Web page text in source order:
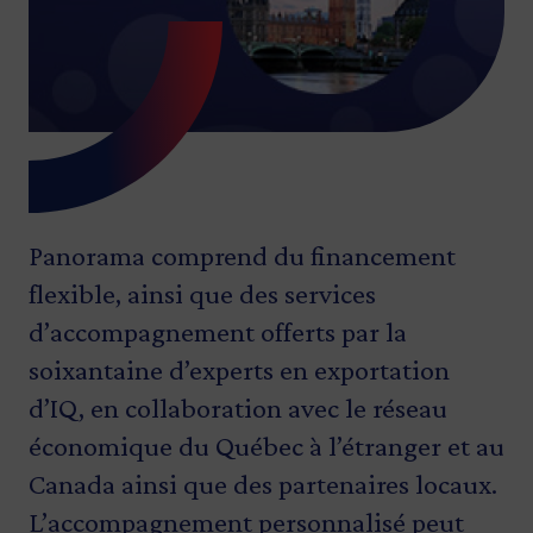
Panorama comprend du financement
flexible, ainsi que des services
d’accompagnement offerts par la
soixantaine d’experts en exportation
d’IQ, en collaboration avec le réseau
économique du Québec à l’étranger et au
Canada ainsi que des partenaires locaux.
L’accompagnement personnalisé peut